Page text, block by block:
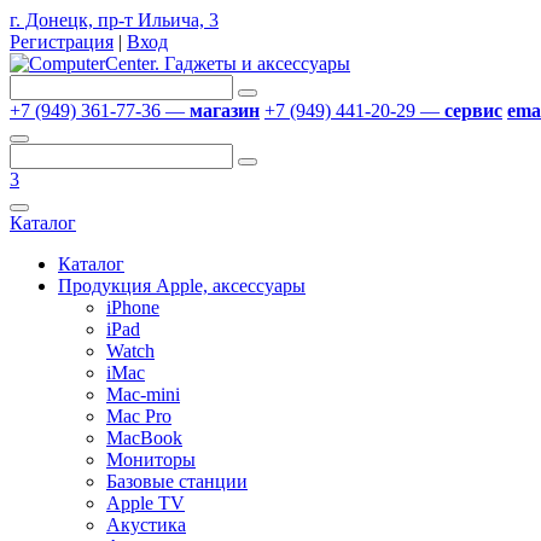
г. Донецк, пр-т Ильича, 3
Регистрация | Вход
+7 (949) 361-77-36 — магазин +7 (949) 441-20-29 — сервис
3
Каталог
Каталог
Продукция Apple, аксессуары
iPhone
iPad
Watch
iMac
Mac-mini
Mac Pro
MacBook
Мониторы
Базовые станции
Apple TV
Акустика